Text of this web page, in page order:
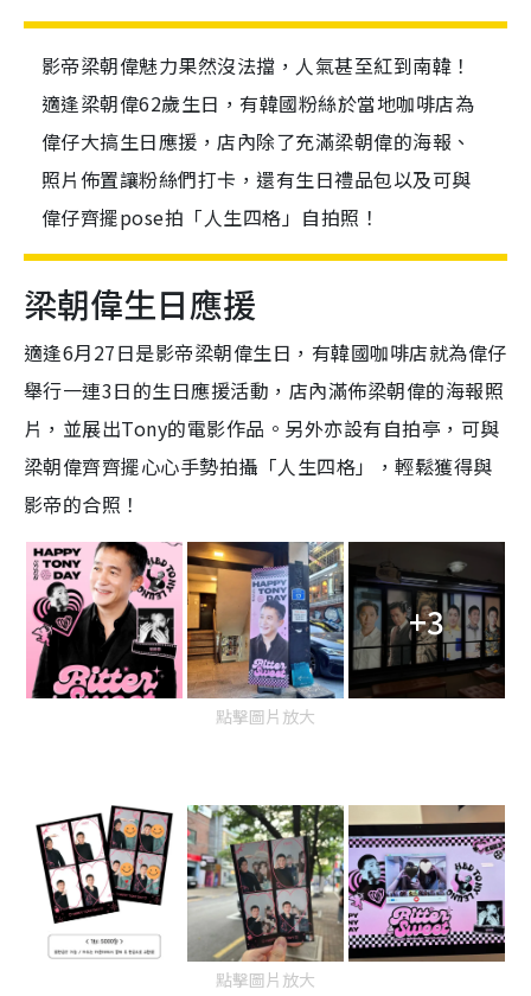
影帝梁朝偉魅力果然沒法擋，人氣甚至紅到南韓！
適逢梁朝偉62歲生日，有韓國粉絲於當地咖啡店為
偉仔大搞生日應援，店內除了充滿梁朝偉的海報、
照片佈置讓粉絲們打卡，還有生日禮品包以及可與
偉仔齊擺pose拍「人生四格」自拍照！
梁朝偉生日應援
適逢6月27日是影帝梁朝偉生日，有韓國咖啡店就為偉仔
舉行一連3日的生日應援活動，店內滿佈梁朝偉的海報照
片，並展出Tony的電影作品。另外亦設有自拍亭，可與
梁朝偉齊齊擺心心手勢拍攝「人生四格」，輕鬆獲得與
影帝的合照！
+3
點擊圖片放大
點擊圖片放大